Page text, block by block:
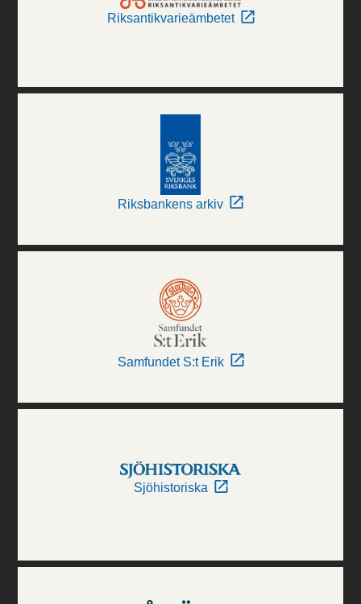
Riksantikvarieämbetet
Riksbankens arkiv
Samfundet S:t Erik
Sjöhistoriska